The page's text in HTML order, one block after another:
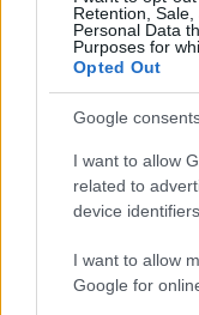
Retention,
Personal Data
Purposes for
Opted Out
Google
I want to allow
related to
device
I want to allow
Google for
καίγεται», ενώ
ζαλάδες. «Δεν
ξέρω»